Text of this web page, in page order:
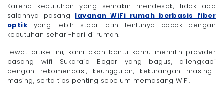
Aktivitas
Faktor yang Harus Dipertimbangkan Sebelum
Pasang WiFi Sukaraja Bogor
- 2. Stabilitas Jaringan
- 3. Area Coverage
- 4. FUP atau Fair Usage Policy
Karena kebutuhan yang semakin mendesak, tidak ada
salahnya pasang layanan WiFi rumah berbasis fiber
optik yang lebih stabil dan tentunya cocok dengan
kebutuhan sehari-hari di rumah.
Lewat artikel ini, kami akan bantu kamu memilih provider
pasang wifi Sukaraja Bogor yang bagus, dilengkapi
dengan rekomendasi, keunggulan, kekurangan masing-
masing, serta tips penting sebelum memasang WiFi.